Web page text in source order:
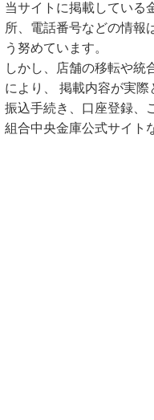
当サイトに掲載している
所、電話番号などの情報
う努めています。
しかし、店舗の移転や統
により、 掲載内容が実際
振込手続き、口座登録、
組合中央金庫公式サイト